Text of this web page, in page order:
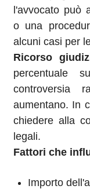
l'avvocato può
o una
alcuni casi per
Ricorso
percentuale
controversia
aumentano. In
chiedere alla
legali.
Fattori che
Importo